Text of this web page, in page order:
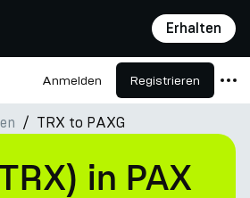
Erhalten
Anmelden Registrieren
TRX to PAXG
in PAX